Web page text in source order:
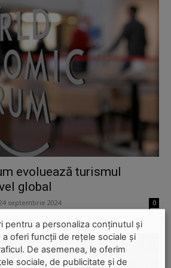
evoluează turismul
global
24 septembrie 2024 0
pentru a personaliza conținutul și
oferi funcții de rețele sociale și
De asemenea, le oferim
sociale, de publicitate și de